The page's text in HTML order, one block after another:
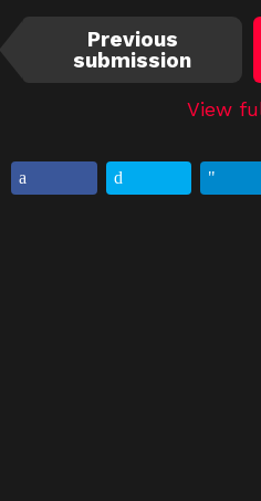
I
e
a
v
Previous
submission
View